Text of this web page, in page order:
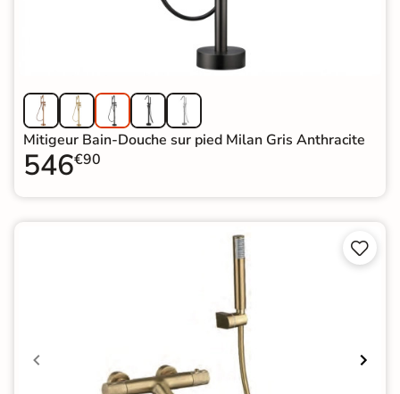
Mitigeur Bain-Douche sur pied Milan Gris Anthracite
546€90

